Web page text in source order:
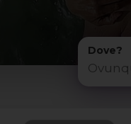
Dove?